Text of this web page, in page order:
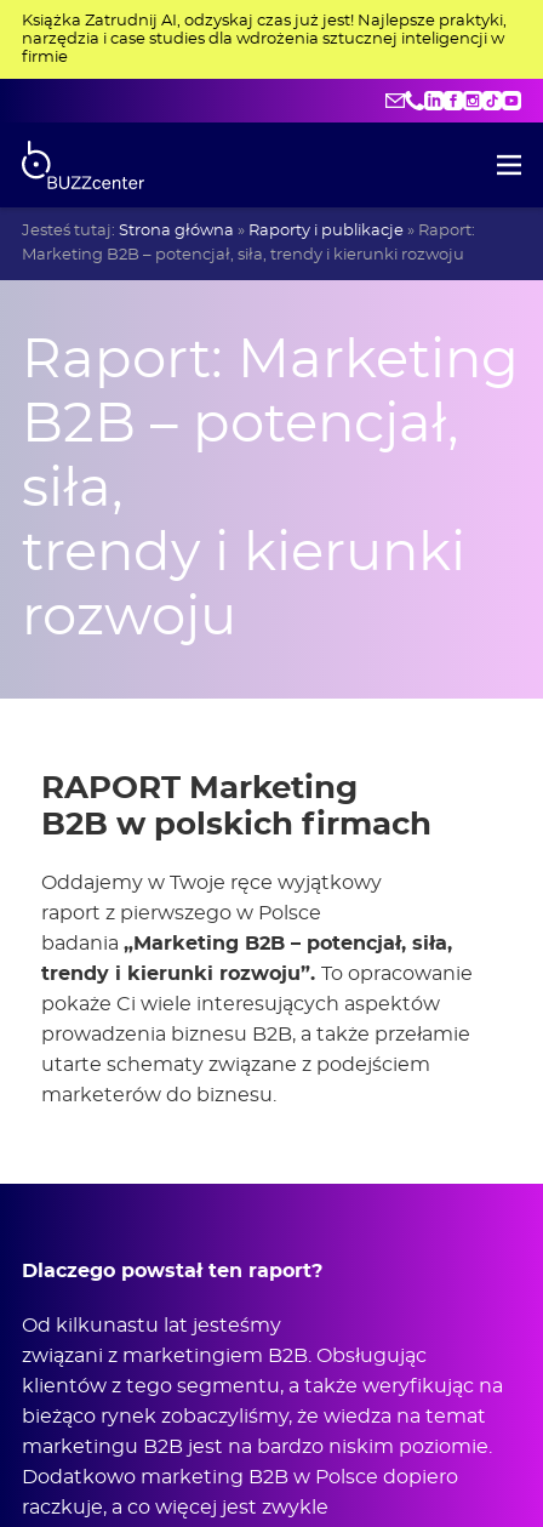
Książka Zatrudnij AI, odzyskaj czas już jest! Najlepsze praktyki,
narzędzia i case studies dla wdrożenia sztucznej inteligencji w
firmie
+48 515 275
LinkedIn
Jesteś tutaj: Strona główna » Raporty i publikacje» Raport:
Marketing B2B – potencjał, siła, trendy i kierunki rozwoju
Raport: Marketing
B2B – potencjał,
siła,
trendy i kierunki
rozwoju
RAPORT Marketing
B2B w polskich firmach
Oddajemy w Twoje ręce wyjątkowy
raport z pierwszego w Polsce
badania„Marketing B2B – potencjał, siła,
trendy i kierunki rozwoju”.To opracowanie
pokaże Ci wiele interesujących aspektów
prowadzenia biznesu B2B, a także przełamie
utarte schematy związane z podejściem
marketerów do biznesu.
Dlaczego powstał ten raport?
Od kilkunastu lat jesteśmy
związani z marketingiem B2B. Obsługując
klientów z tego segmentu, a także weryfikując na
bieżąco rynek zobaczyliśmy, że wiedza na temat
marketingu B2B jest na bardzo niskim poziomie.
Dodatkowo marketing B2B w Polsce dopiero
raczkuje, a co więcej jest zwykle